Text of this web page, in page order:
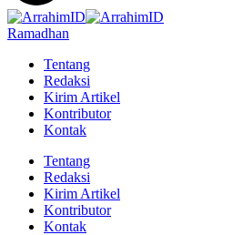
Ramadhan
Tentang
Redaksi
Kirim Artikel
Kontributor
Kontak
Tentang
Redaksi
Kirim Artikel
Kontributor
Kontak